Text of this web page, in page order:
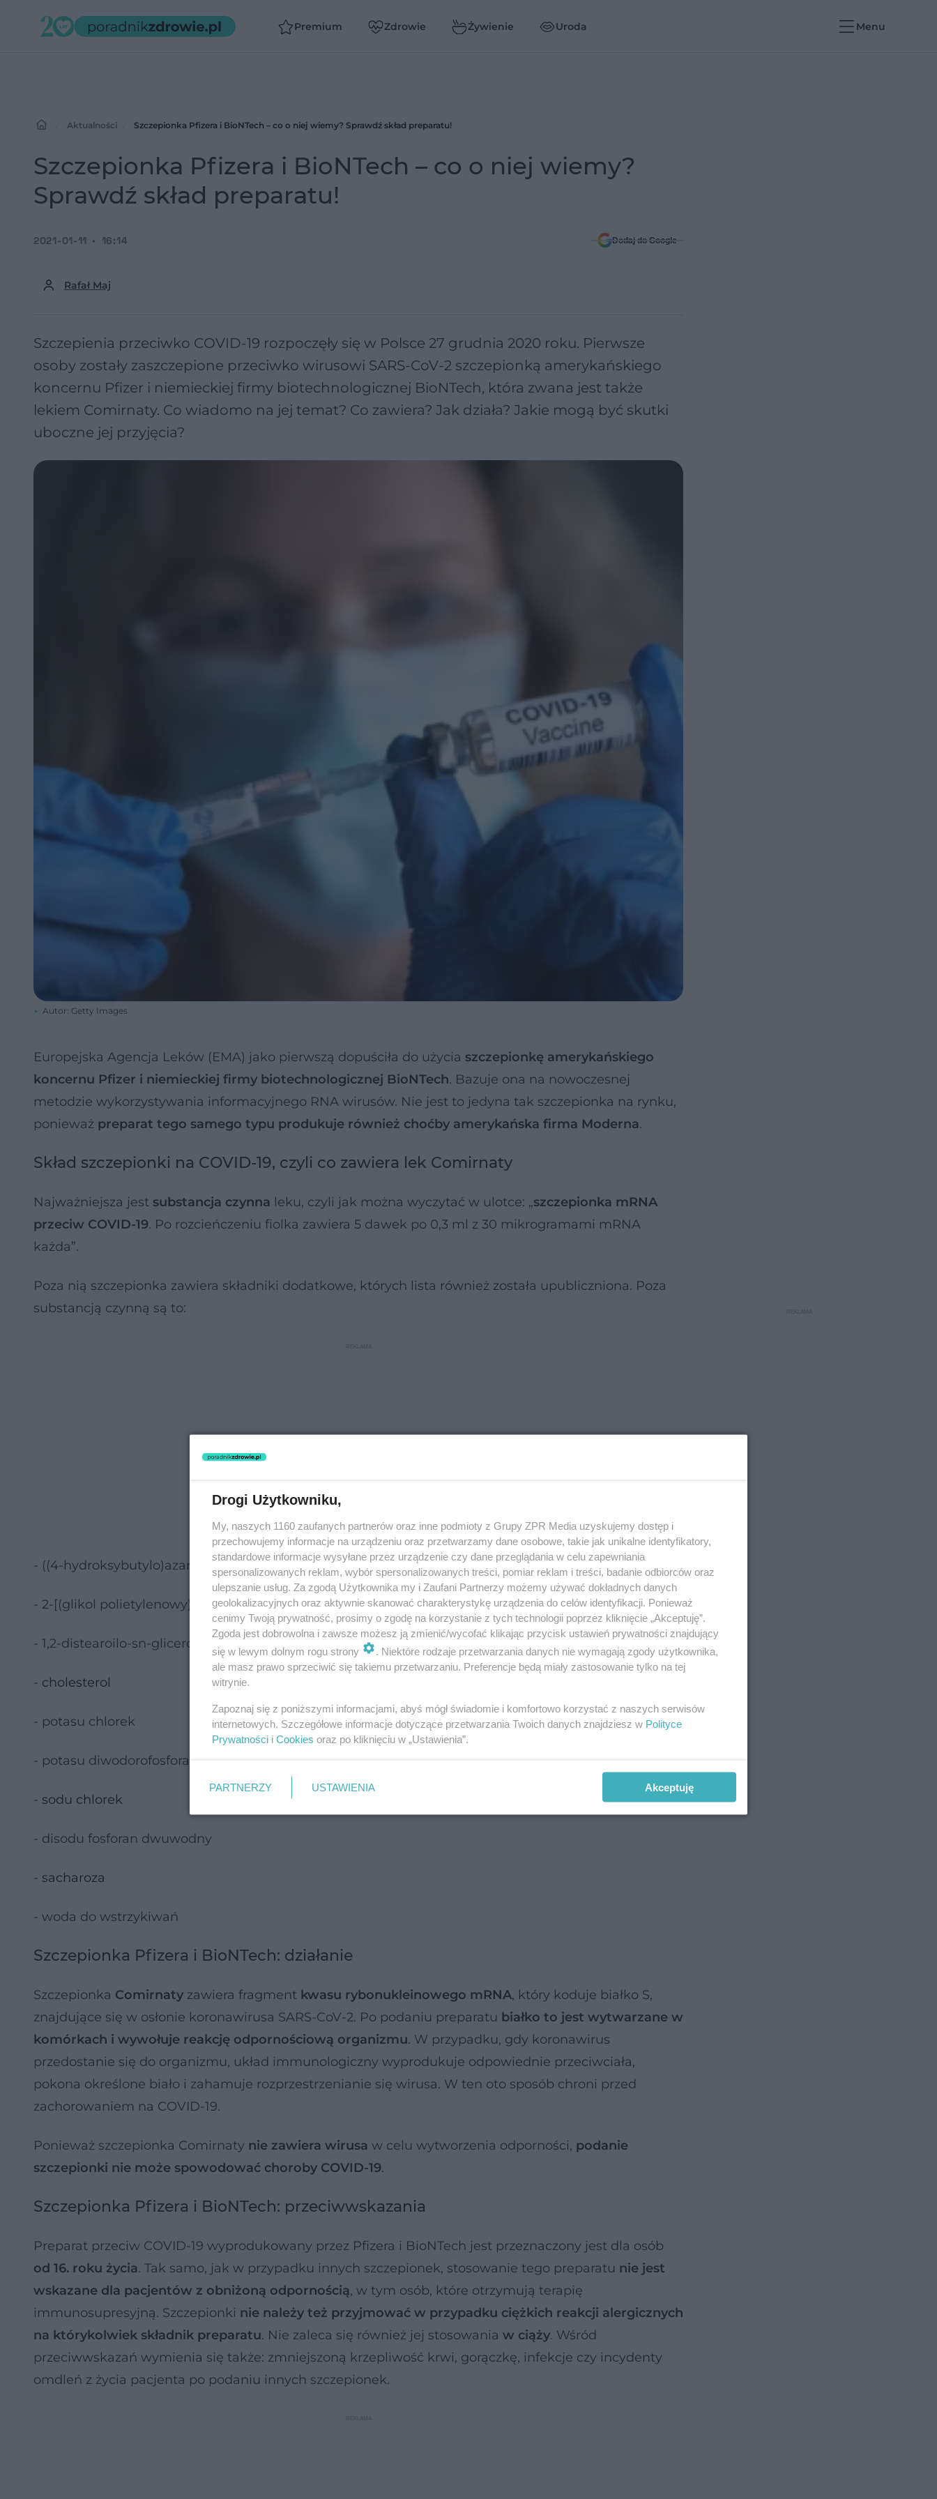
Premium Zdrowie Żywienie Uroda Menu
Aktualności Szczepionka Pfizera i BioNTech – co o niej wiemy? Sprawdź skład preparatu!
Szczepionka Pfizera i BioNTech – co o niej wiemy?
Sprawdź skład preparatu!
Rafał Maj
2021-01-11 16:14 Dodaj do Google
Szczepienia przeciwko COVID-19 rozpoczęły się w Polsce 27 grudnia 2020 roku. Pierwsze
osoby zostały zaszczepione przeciwko wirusowi SARS-CoV-2 szczepionką amerykańskiego
koncernu Pfizer i niemieckiej firmy biotechnologicznej BioNTech, która zwana jest także
lekiem Comirnaty. Co wiadomo na jej temat? Co zawiera? Jak działa? Jakie mogą być skutki
uboczne jej przyjęcia?
Autor: Getty Images
Europejska Agencja Leków (EMA) jako pierwszą dopuściła do użycia szczepionkę amerykańskiego
koncernu Pfizer i niemieckiej firmy biotechnologicznej BioNTech. Bazuje ona na nowoczesnej
metodzie wykorzystywania informacyjnego RNA wirusów. Nie jest to jedyna tak szczepionka na rynku,
ponieważ preparat tego samego typu produkuje również choćby amerykańska firma Moderna.
Skład szczepionki na COVID-19, czyli co zawiera lek Comirnaty
Najważniejsza jest substancja czynna leku, czyli jak można wyczytać w ulotce: „szczepionka mRNA
przeciw COVID-19. Po rozcieńczeniu fiolka zawiera 5 dawek po 0,3 ml z 30 mikrogramami mRNA
każda”.
Poza nią szczepionka zawiera składniki dodatkowe, których lista również została upubliczniona. Poza
substancją czynną są to:
- ((4-hydroksybutylo)azanediyl)bis(heksano-6,1-diyl)bis(2-dekanian heksylu) (ALC-0315)
- 2-[(glikol polietylenowy)-2000]-N,N-ditetradecyloacetamid (ALC-0159)
- 1,2-distearoilo-sn-glicero-3-fosfocholina (DSPC)
- cholesterol
- potasu chlorek
- potasu diwodorofosforan
- sodu chlorek
- disodu fosforan dwuwodny
- sacharoza
- woda do wstrzykiwań
Szczepionka Pfizera i BioNTech: działanie
Szczepionka Comirnaty zawiera fragment kwasu rybonukleinowego mRNA, który koduje białko S,
znajdujące się w osłonie koronawirusa SARS-CoV-2. Po podaniu preparatu białko to jest wytwarzane w
komórkach i wywołuje reakcję odpornościową organizmu. W przypadku, gdy koronawirus
przedostanie się do organizmu, układ immunologiczny wyprodukuje odpowiednie przeciwciała,
pokona określone biało i zahamuje rozprzestrzenianie się wirusa. W ten oto sposób chroni przed
zachorowaniem na COVID-19.
Ponieważ szczepionka Comirnaty nie zawiera wirusa w celu wytworzenia odporności, podanie
szczepionki nie może spowodować choroby COVID-19.
Szczepionka Pfizera i BioNTech: przeciwwskazania
Preparat przeciw COVID-19 wyprodukowany przez Pfizera i BioNTech jest przeznaczony jest dla osób
od 16. roku życia. Tak samo, jak w przypadku innych szczepionek, stosowanie tego preparatu nie jest
wskazane dla pacjentów z obniżoną odpornością, w tym osób, które otrzymują terapię
immunosupresyjną. Szczepionki nie należy też przyjmować w przypadku ciężkich reakcji alergicznych
na którykolwiek składnik preparatu. Nie zaleca się również jej stosowania w ciąży. Wśród
przeciwwskazań wymienia się także: zmniejszoną krzepliwość krwi, gorączkę, infekcje czy incydenty
omdleń z życia pacjenta po podaniu innych szczepionek.
Drogi Użytkowniku,
My, naszych 1160 zaufanych partnerów oraz inne podmioty z Grupy ZPR Media uzyskujemy dostęp i
przechowujemy informacje na urządzeniu oraz przetwarzamy dane osobowe, takie jak unikalne identyfikatory,
standardowe informacje wysyłane przez urządzenie czy dane przeglądania w celu zapewniania
spersonalizowanych reklam, wybór spersonalizowanych treści, pomiar reklam i treści, badanie odbiorców oraz
ulepszanie usług. Za zgodą Użytkownika my i Zaufani Partnerzy możemy używać dokładnych danych
geolokalizacyjnych oraz aktywnie skanować charakterystykę urządzenia do celów identyfikacji. Ponieważ
cenimy Twoją prywatność, prosimy o zgodę na korzystanie z tych technologii poprzez kliknięcie „Akceptuję”.
Zgoda jest dobrowolna i zawsze możesz ją zmienić/wycofać klikając przycisk ustawień prywatności znajdujący
się w lewym dolnym rogu strony
. Niektóre rodzaje przetwarzania danych nie wymagają zgody użytkownika,
ale masz prawo sprzeciwić się takiemu przetwarzaniu. Preferencje będą miały zastosowanie tylko na tej
witrynie.
Zapoznaj się z poniższymi informacjami, abyś mógł świadomie i komfortowo korzystać z naszych serwisów
internetowych. Szczegółowe informacje dotyczące przetwarzania Twoich danych znajdziesz w Polityce
Prywatności i Cookies oraz po kliknięciu w „Ustawienia”.
PARTNERZY USTAWIENIA Akceptuję